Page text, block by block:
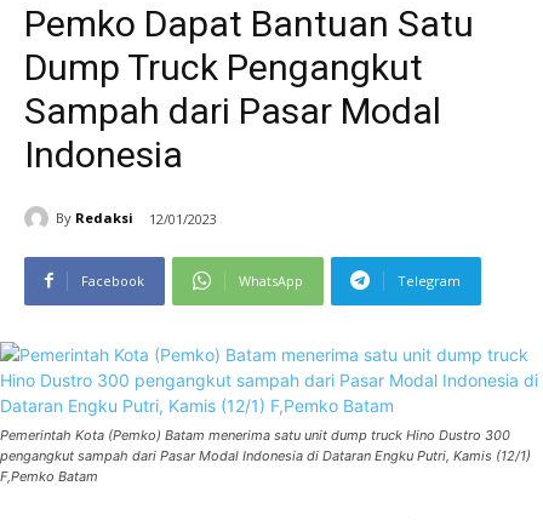
Pemko Dapat Bantuan Satu
Dump Truck Pengangkut
Sampah dari Pasar Modal
Indonesia
By Redaksi 12/01/2023
Facebook WhatsApp Telegram
Pemerintah Kota (Pemko) Batam menerima satu unit dump truck Hino Dustro 300
pengangkut sampah dari Pasar Modal Indonesia di Dataran Engku Putri, Kamis (12/1)
F,Pemko Batam